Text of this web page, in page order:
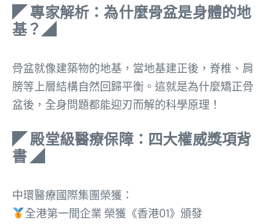
◤ 專家解析：為什麼骨盆是身體的地
基？◢
骨盆就像建築物的地基，當地基建正後，脊椎、肩
膀等上層結構自然回歸平衡。這就是為什麼矯正骨
盆後，全身問題都能迎刃而解的科學原理！
◤ 殿堂級醫療保障：四大權威獎項背
書 ◢
中環醫療國際集團榮獲：
全港第一間企業 榮獲《香港01》頒發